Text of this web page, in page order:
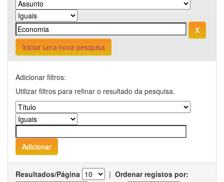
Iniciar uma nova pesquisa
Adicionar filtros:
Utilizar filtros para refinar o resultado da pesquisa.
Resultados/Página | Ordenar registos por: